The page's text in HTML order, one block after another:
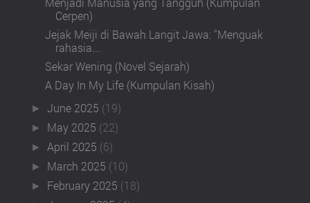
Cerpen)
Jejak Meiji di Bawah Langit Jawa: "Menguak
rahasia...
Sekar Wening (Novel Sejarah)
A Day In My Life (Kumpulan Kisah)
►June 2025 (19)
► May 2025 (22)
► April 2025 (6)
► March 2025 (10)
► February 2025 (18)